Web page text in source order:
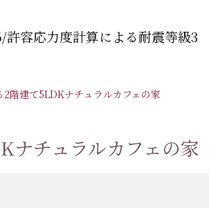
容応力度計算による耐震等級3
階建て5LDKナチュラルカフェの家
ナチュラルカフェの家